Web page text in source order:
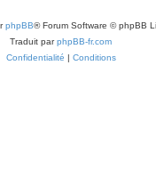
phpBB® Forum Software © phpBB
Traduit parphpBB-fr.com
Confidentialité | Conditions